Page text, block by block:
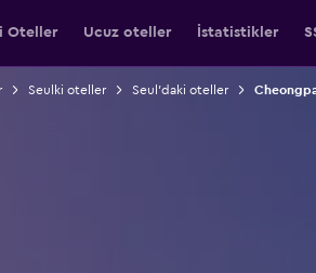
Oteller Ucuz oteller İstatistikler
Seulki oteller Seul'daki oteller